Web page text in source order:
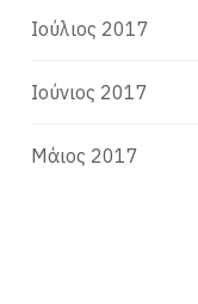
Ιούλιος 2017
Ιούνιος 2017
Μάιος 2017